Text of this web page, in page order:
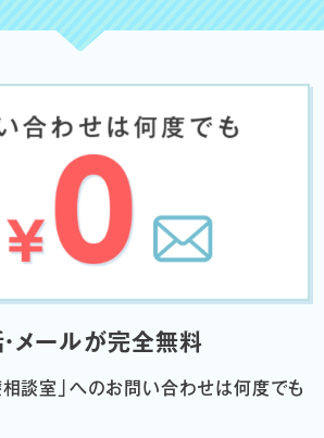
メールが完全無料
談室」へのお問い合わせは何度でも